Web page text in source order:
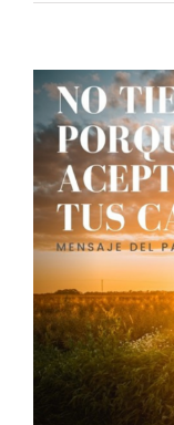
View
Larger
Image